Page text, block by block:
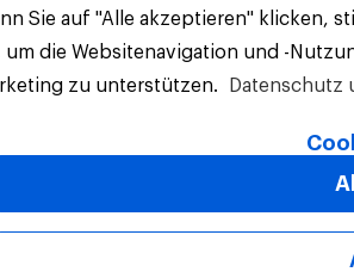
Sie auf "Alle akzeptieren" klicken,
um die Websitenavigation und -
zu unterstützen.
Datenschutz